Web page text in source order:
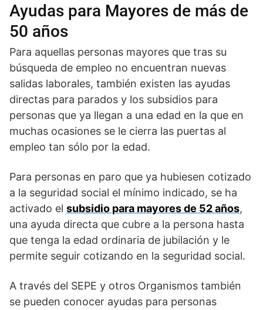
Ayudas para Mayores de más de
50 años
Para aquellas personas mayores que tras su
búsqueda de empleo no encuentran nuevas
salidas laborales, también existen las ayudas
directas para parados y los subsidios para
personas que ya llegan a una edad en la que en
muchas ocasiones se le cierra las puertas al
empleo tan sólo por la edad.
Para personas en paro que ya hubiesen cotizado
a la seguridad social el mínimo indicado, se ha
activado el subsidio para mayores de 52 años,
una ayuda directa que cubre a la persona hasta
que tenga la edad ordinaria de jubilación y le
permite seguir cotizando en la seguridad social.
A través del SEPE y otros Organismos también
se pueden conocer ayudas para personas